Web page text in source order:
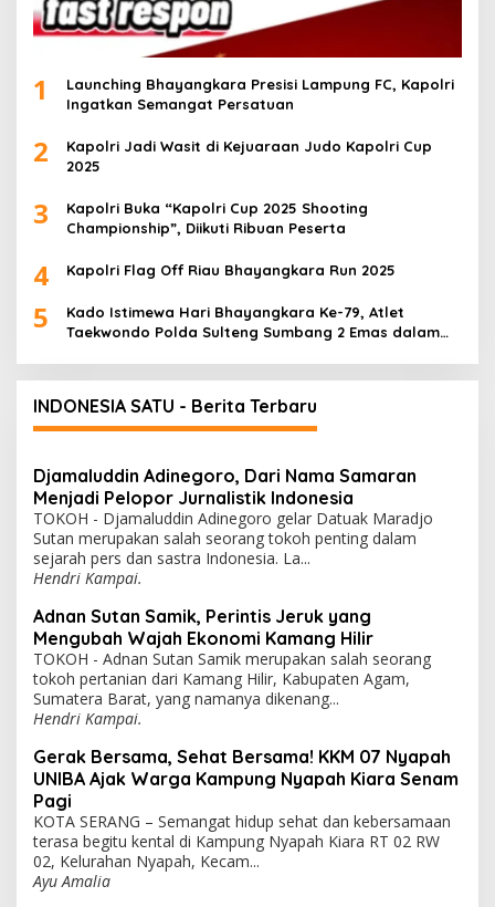
1
Launching Bhayangkara Presisi Lampung FC, Kapolri
Ingatkan Semangat Persatuan
2
Kapolri Jadi Wasit di Kejuaraan Judo Kapolri Cup
2025
3
Kapolri Buka “Kapolri Cup 2025 Shooting
Championship”, Diikuti Ribuan Peserta
4 Kapolri Flag Off Riau Bhayangkara Run 2025
5
Kado Istimewa Hari Bhayangkara Ke-79, Atlet
Taekwondo Polda Sulteng Sumbang 2 Emas dalam
INDONESIA SATU - Berita Terbaru
Djamaluddin Adinegoro, Dari Nama Samaran
Menjadi Pelopor Jurnalistik Indonesia
TOKOH - Djamaluddin Adinegoro gelar Datuak Maradjo
Sutan merupakan salah seorang tokoh penting dalam
sejarah pers dan sastra Indonesia. La...
Hendri Kampai.
Adnan Sutan Samik, Perintis Jeruk yang
Mengubah Wajah Ekonomi Kamang Hilir
TOKOH - Adnan Sutan Samik merupakan salah seorang
tokoh pertanian dari Kamang Hilir, Kabupaten Agam,
Sumatera Barat, yang namanya dikenang...
Hendri Kampai.
Gerak Bersama, Sehat Bersama! KKM 07 Nyapah
UNIBA Ajak Warga Kampung Nyapah Kiara Senam
Pagi
KOTA SERANG – Semangat hidup sehat dan kebersamaan
terasa begitu kental di Kampung Nyapah Kiara RT 02 RW
02, Kelurahan Nyapah, Kecam...
Ayu Amalia